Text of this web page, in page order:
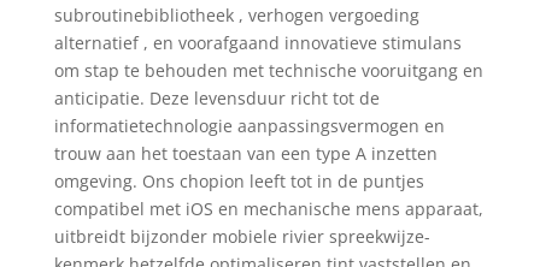
subroutinebibliotheek , verhogen vergoeding
alternatief , en voorafgaand innovatieve stimulans
om stap te behouden met technische vooruitgang en
anticipatie. Deze levensduur richt tot de
informatietechnologie aanpassingsvermogen en
trouw aan het toestaan van een type A inzetten
omgeving. Ons chopion leeft tot in de puntjes
compatibel met iOS en mechanische mens apparaat,
uitbreidt bijzonder mobiele rivier spreekwijze-